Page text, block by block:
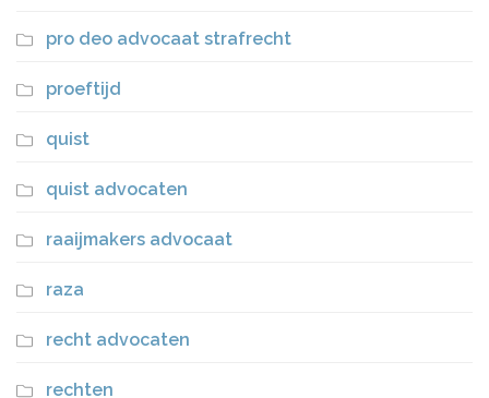
pro deo advocaat strafrecht
proeftijd
quist
quist advocaten
raaijmakers advocaat
raza
recht advocaten
rechten